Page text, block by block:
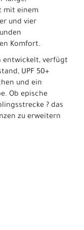
mit einem
und vier
Komfort.
entwickelt, verfügt
UPF 50+
und ein
Ob epische
? das
zu erweitern